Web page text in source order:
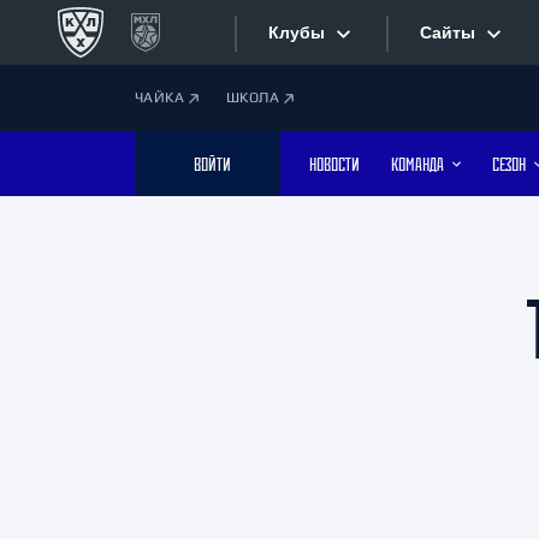
Клубы
Дивизион Боброва
Лада
Сайты
Текстовые
ЧАЙКА ШКОЛА
ВОЙТИ НОВОСТИ КОМАНДА СЕЗОН